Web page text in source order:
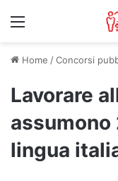
Menu
Home /Concorsi
Lavorare
lingua